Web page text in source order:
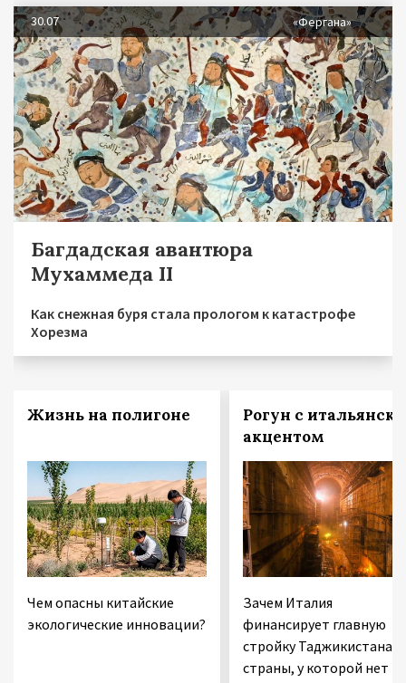
30.07 «Фергана»
Багдадская авантюра
Мухаммеда II
Как снежная буря стала прологом к катастрофе
Хорезма
Жизнь на полигоне
Чем опасны китайские
экологические инновации?
Рогун с
акцентом
Зачем Италия
финансирует главную
стройку Таджикистана —
страны, у которой нет